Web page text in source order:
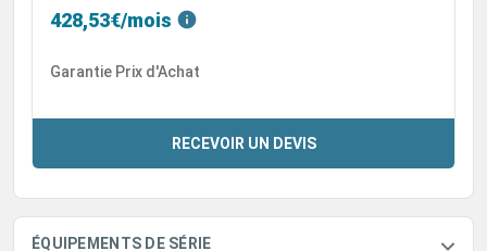
428,53€/mois
Garantie Prix d'Achat
RECEVOIR UN DEVIS
ÉQUIPEMENTS DE SÉRIE